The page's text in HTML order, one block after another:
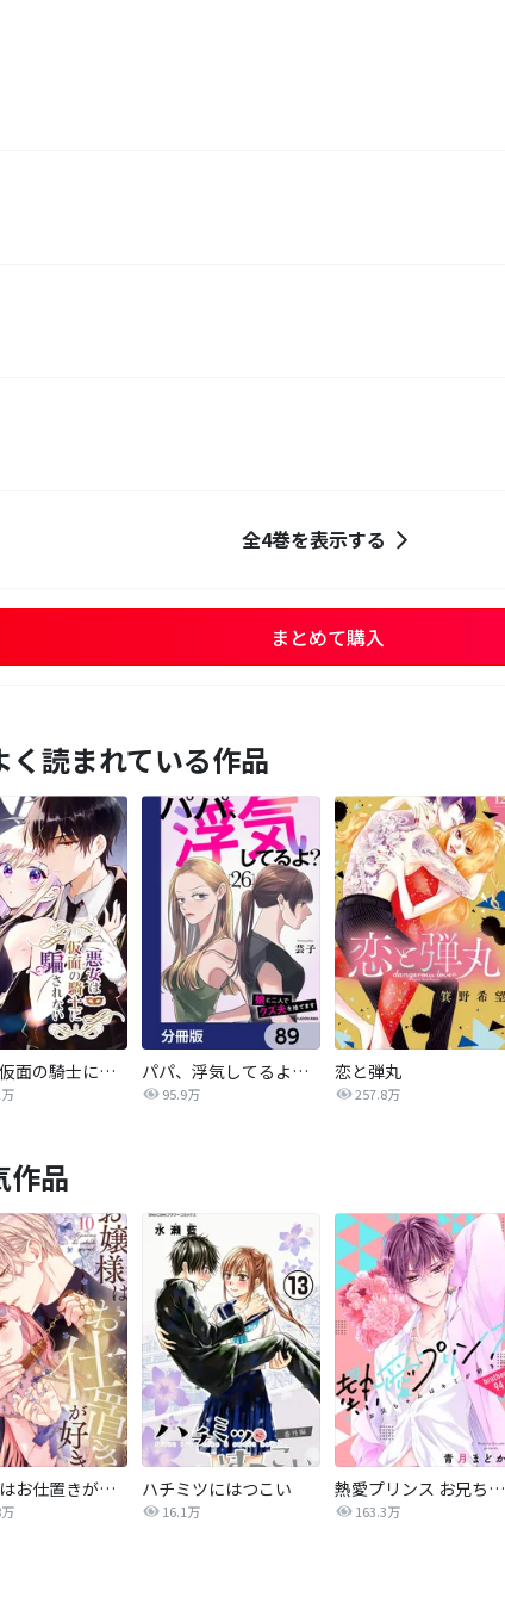
全4巻を表示する
まとめて購入
く読まれている作品
悪女は仮面の騎士に騙されない パパ、浮気してるよ？娘と二人でクズ夫を捨てます【分冊版】
95.9万
恋と弾丸
257.8万
作品
お嬢様はお仕置きが好き ハチミツにはつこい
16.1万
熱愛プリンス お兄ちゃんはキミが好き
163.3万